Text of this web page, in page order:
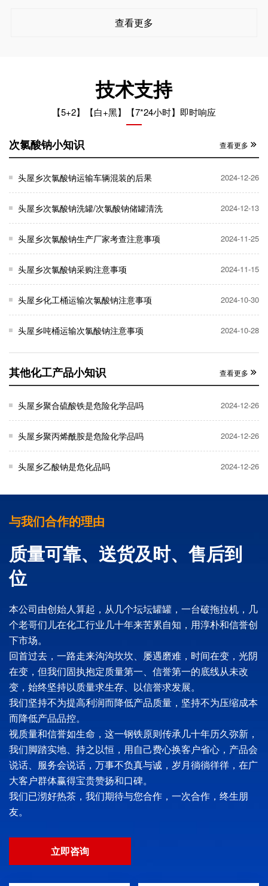
查看更多
技术支持
【5+2】【白+黑】【7*24小时】即时响应
次氯酸钠小知识 查看更多
头屋乡次氯酸钠运输车辆混装的后果 2024-12-26
头屋乡次氯酸钠洗罐/次氯酸钠储罐清洗 2024-12-13
头屋乡次氯酸钠生产厂家考查注意事项 2024-11-25
头屋乡次氯酸钠采购注意事项 2024-11-15
头屋乡化工桶运输次氯酸钠注意事项 2024-10-30
头屋乡吨桶运输次氯酸钠注意事项 2024-10-28
其他化工产品小知识 查看更多
头屋乡聚合硫酸铁是危险化学品吗 2024-12-26
头屋乡聚丙烯酰胺是危险化学品吗 2024-12-26
头屋乡乙酸钠是危化品吗 2024-12-26
与我们合作的理由
质量可靠、送货及时、售后到
位
本公司由创始人算起，从几个坛坛罐罐，一台破拖拉机，几
个老哥们儿在化工行业几十年来苦累自知，用淳朴和信誉创
下市场。
回首过去，一路走来沟沟坎坎、屡遇磨难，时间在变，光阴
在变，但我们固执抱定质量第一、信誉第一的底线从未改
变，始终坚持以质量求生存、以信誉求发展。
我们坚持不为提高利润而降低产品质量，坚持不为压缩成本
而降低产品品控。
视质量和信誉如生命，这一钢铁原则传承几十年历久弥新，
我们脚踏实地、持之以恒，用自己费心换客户省心，产品会
说话、服务会说话，万事不负真与诚，岁月徜徜徉徉，在广
大客户群体赢得宝贵赞扬和口碑。
我们已沏好热茶，我们期待与您合作，一次合作，终生朋
友。
立即咨询